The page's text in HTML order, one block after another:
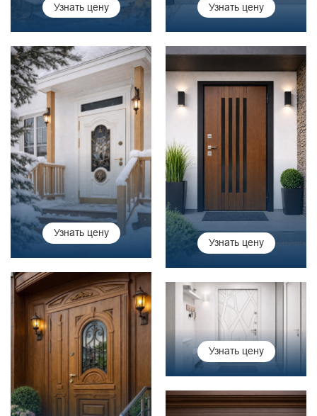
Узнать цену Узнать цену
Узнать цену
Узнать цену
Узнать цену